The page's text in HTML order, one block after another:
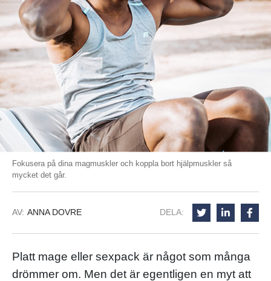
Fokusera på dina magmuskler och koppla bort hjälpmuskler så
mycket det går.
AV: ANNA DOVRE DELA:
Platt mage eller sexpack är något som många
drömmer om. Men det är egentligen en myt att